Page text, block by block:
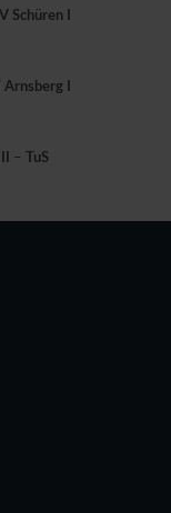
Schüren I
Arnsberg I
–
TuS